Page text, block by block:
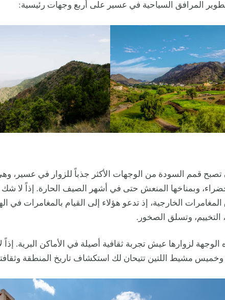
المرافق السياحية في عسير على أربع وجهات رئيسية:
قمم السودة من الوجهات الأكثر جذباً للزوار في عسير،
وبمناخها المنعش حتى في أشهر الصيف الحارة. إذاً لا شك
الخارجية، إذ تدعو هؤلاء إلى القيام بالمغامرات في
التخييم، وتسلق الصخور.
الوجهة لزوارها عيش تجربة ثقافية أصيلة في الأماكن البرية. إذاً
وخميس مشيط اللتين تتيحان لك استكشاف تاريخ المنطقة